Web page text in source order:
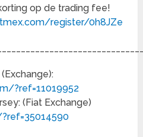
op de trading fee!
register/0h8JZe
?ref=11019952
(Fiat Exchange)